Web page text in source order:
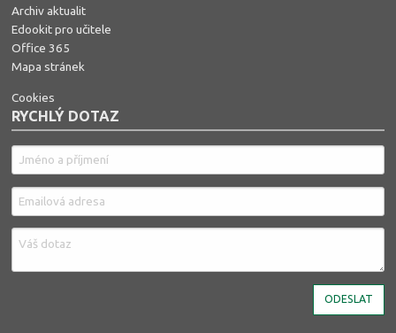
Archiv aktualit
Edookit pro učitele
Office 365
Mapa stránek
Cookies
RYCHLÝ DOTAZ